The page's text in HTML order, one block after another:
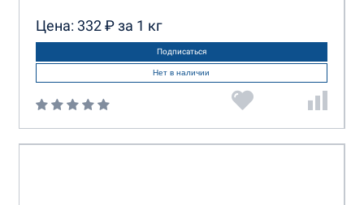
Цена: 332 ₽ за 1 кг
Подписаться
Нет в наличии